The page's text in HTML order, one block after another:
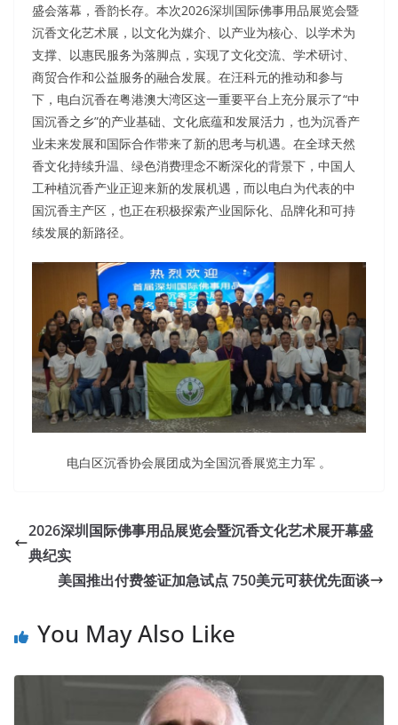
盛会落幕，香韵长存。本次2026深圳国际佛事用品展览会暨
沉香文化艺术展，以文化为媒介、以产业为核心、以学术为
支撑、以惠民服务为落脚点，实现了文化交流、学术研讨、
商贸合作和公益服务的融合发展。在汪科元的推动和参与
下，电白沉香在粤港澳大湾区这一重要平台上充分展示了“中
国沉香之乡”的产业基础、文化底蕴和发展活力，也为沉香产
业未来发展和国际合作带来了新的思考与机遇。在全球天然
香文化持续升温、绿色消费理念不断深化的背景下，中国人
工种植沉香产业正迎来新的发展机遇，而以电白为代表的中
国沉香主产区，也正在积极探索产业国际化、品牌化和可持
续发展的新路径。
电白区沉香协会展团成为全国沉香展览主力军 。
2026深圳国际佛事用品展览会暨沉香文化艺术展开幕盛
典纪实
美国推出付费签证加急试点 750美元可获优先面谈
You May Also Like